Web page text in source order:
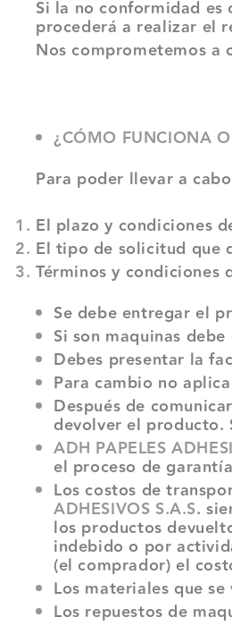
Si la no conformidad
procederá a realizar el
Nos comprometemos a
¿CÓMO FUNCIONA
Para poder llevar a
El plazo y condiciones
El tipo de solicitud que
Términos y condiciones
Se debe entregar el
Si son maquinas
Debes presentar la
Para cambio no
Después de
devolver el producto.
ADH PAPELES
el proceso de
Los costos de
ADHESIVOS S.A.S.
los productos
indebido o por
(el comprador) el
Los materiales que
Los repuestos de